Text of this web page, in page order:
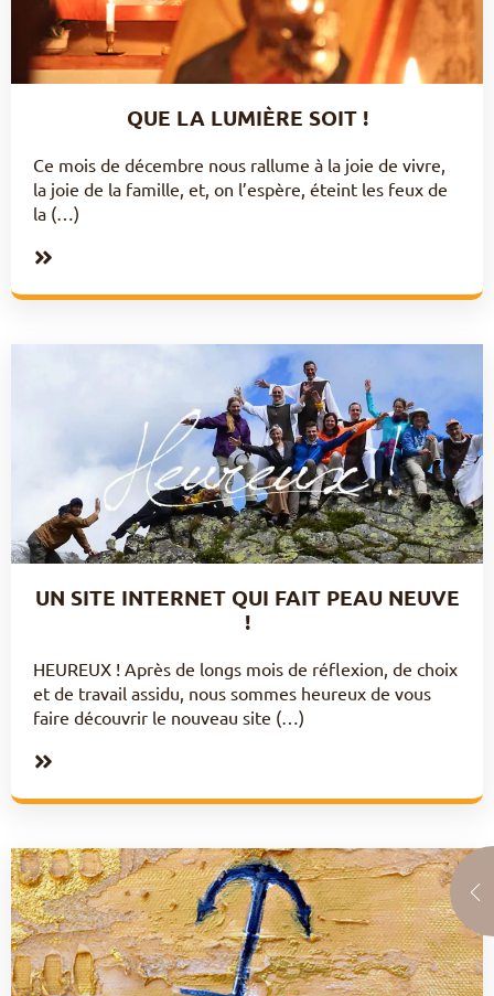
QUE LA LUMIÈRE SOIT !
Ce mois de décembre nous rallume à la joie de vivre,
la joie de la famille, et, on l’espère, éteint les feux de
la (…)
UN SITE INTERNET QUI FAIT PEAU NEUVE
!
HEUREUX ! Après de longs mois de réflexion, de choix
et de travail assidu, nous sommes heureux de vous
faire découvrir le nouveau site (…)